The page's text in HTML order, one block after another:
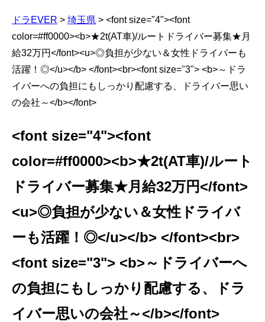
ドラEVER > 埼玉県 > <font size="4"><font
color=#ff0000><b>★2t(AT車)/ルートドライバー募集★月
給32万円</font><u>◎負担が少ない＆女性ドライバーも
活躍！◎</u></b> </font><br><font size="3"> <b>～ドラ
イバーへの負担にもしっかり配慮する、ドライバー思い
の会社～</b></font>
<font size="4"><font
color=#ff0000><b>★2t(AT車)/ルート
ドライバー募集★月給32万円</font>
<u>◎負担が少ない＆女性ドライバ
ーも活躍！◎</u></b> </font><br>
<font size="3"> <b>～ドライバーへ
の負担にもしっかり配慮する、ドラ
イバー思いの会社～</b></font>